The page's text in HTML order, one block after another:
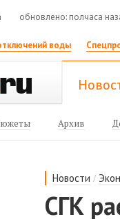
обновлено: полчаса
воды
Архив
Новости /
СГК